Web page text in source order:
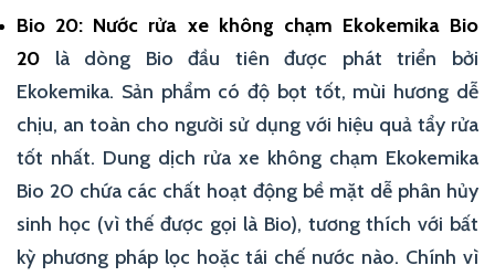
Bio 20: Nước rửa xe không chạm Ekokemika Bio
20 là dòng Bio đầu tiên được phát triển bởi
Ekokemika. Sản phẩm có độ bọt tốt, mùi hương dễ
chịu, an toàn cho người sử dụng với hiệu quả tẩy rửa
tốt nhất. Dung dịch rửa xe không chạm Ekokemika
Bio 20 chứa các chất hoạt động bề mặt dễ phân hủy
sinh học (vì thế được gọi là Bio), tương thích với bất
kỳ phương pháp lọc hoặc tái chế nước nào. Chính vì